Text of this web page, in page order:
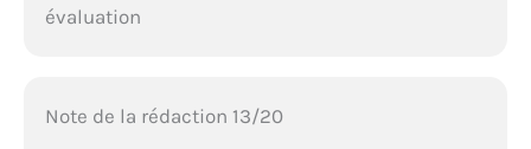
évaluation
Note de la rédaction 13/20